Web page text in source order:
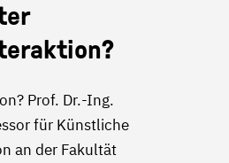
Prof. Dr.-Ing.
für Künstliche
an der Fakultät